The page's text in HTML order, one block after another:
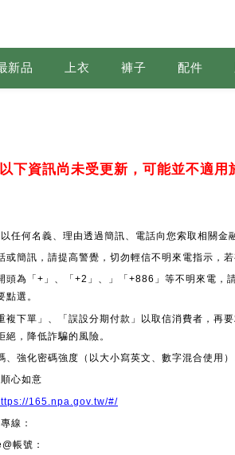
新品 上衣 褲子 配件
下資訊尚未受更新，可能並不適用
任何名義、理由透過簡訊、電話向您索取相關金
或簡訊，請提高警覺，切勿輕信不明來電指示，
頭為「+」、「+2」、」「+886」等不明來電，
點選。
複下單」、「誤設分期付款」以取信消費者，再
絕，降低詐騙的風險。
、強化密碼強度（以大小寫英文、數字混合使用
心如意
165.npa.gov.tw/#/
線：
帳號：